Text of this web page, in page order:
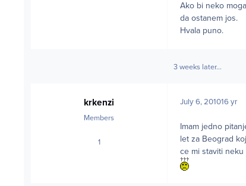
Ako bi neko
da ostanem jos.
Hvala puno.
3 weeks later...
krkenzi
Members
1posts
July 6, 201016 yr
Imam jedno
let za Beograd
ce mi staviti